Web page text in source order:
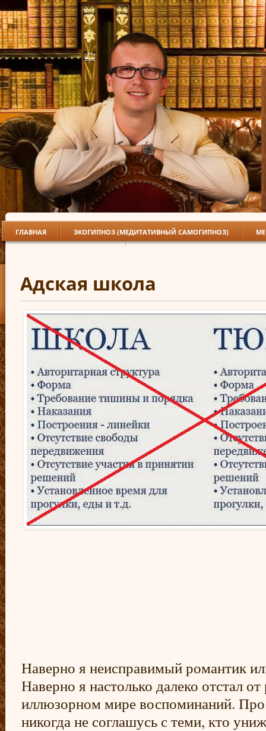
ГЛАВНАЯ ЭКОГИПНОЗ (МЕДИТАТИВНЫЙ САМОГИПНОЗ)
Адская школа
Наверно я неисправимый романтик
Наверно я настолько далеко отстал
иллюзорном мире воспоминаний.
никогда не соглашусь с теми, кто